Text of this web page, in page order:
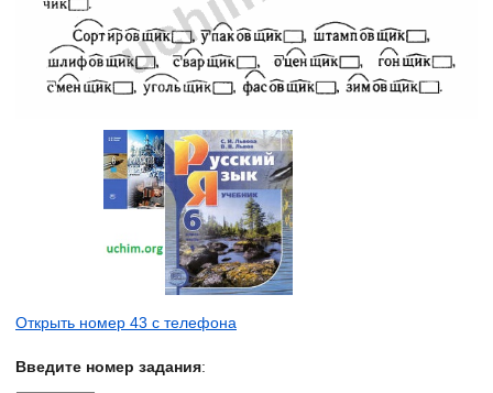
Открыть номер 43 с телефона
Введите номер задания: